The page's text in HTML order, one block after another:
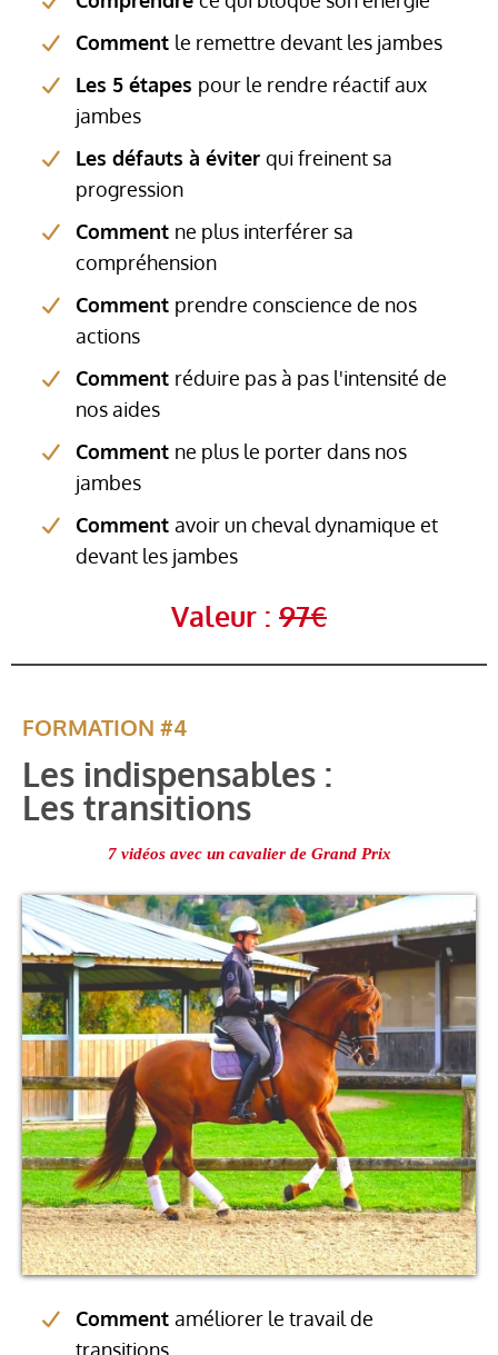
Comment le remettre devant les jambes
Les 5 étapes pour le rendre réactif aux
jambes
Les défauts à éviter qui freinent sa
progression
Comment ne plus interférer sa
compréhension
Comment prendre conscience de nos
actions
Comment réduire pas à pas l'intensité de
nos aides
Comment ne plus le porter dans nos
jambes
Comment avoir un cheval dynamique et
devant les jambes
Valeur : 97€
FORMATION #4
Les indispensables :
Les transitions
7 vidéos avec un cavalier de Grand Prix
Comment améliorer le travail de
transitions